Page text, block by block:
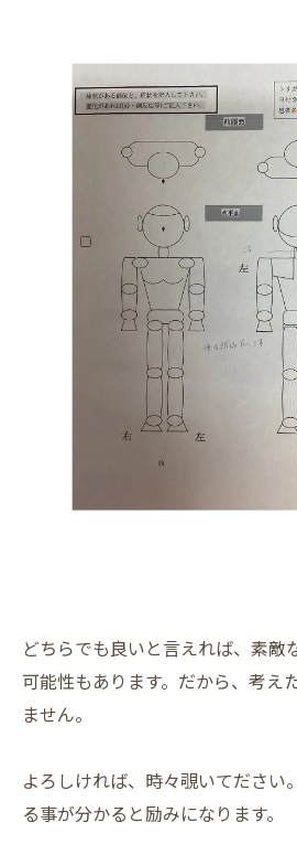
どちらでも良いと言えれば、素敵
可能性もあります。だから、考え
ません。
よろしければ、時々覗いてださい
る事が分かると励みになります。